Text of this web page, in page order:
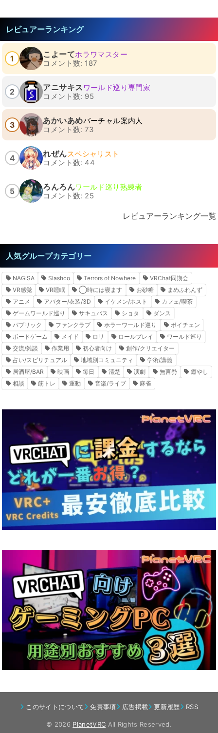
レビュアーランキング
1 こよーてホラワマスター
コメント数: 187
2 アニサキス ワールド巡り専門家
コメント数: 95
3 あかいあめバーチャル案内人
コメント数: 73
4 れぜんスペシャリスト
コメント数: 44
5 ろんろんワールド巡り熟練者
コメント数: 25
レビュアーランキング一覧
人気グループカテゴリー
NAGiSA Slashco Terrors of Nowhere
VRChat同期会
VR感覚
VR睡眠 ◯時には寝ます お砂糖
まめふれんず
アニメ
アバター/衣装/3D イケメン/ホスト
カフェ/喫茶
ゲームワールド巡り
サキュバス ショタ
ダンス
パブリック
ファンクラブ ホラーワールド巡り
ボイチェン
ボードゲーム
メイド ロリ ロールプレイ
ワールド巡り
交流/雑談
作業用 初心者向け
創作/クリエイター
占い/スピリチュアル
地域別コミュニティ
学術/講義
居酒屋/BAR
映画 毎日 清楚 演劇 無言勢
癒やし
相談
筋トレ 運動 音楽/ライブ 麻雀
このサイトについて 免責事項 広告掲載 更新履歴 RSS
© 2026 PlanetVRC All Rights Reserved.